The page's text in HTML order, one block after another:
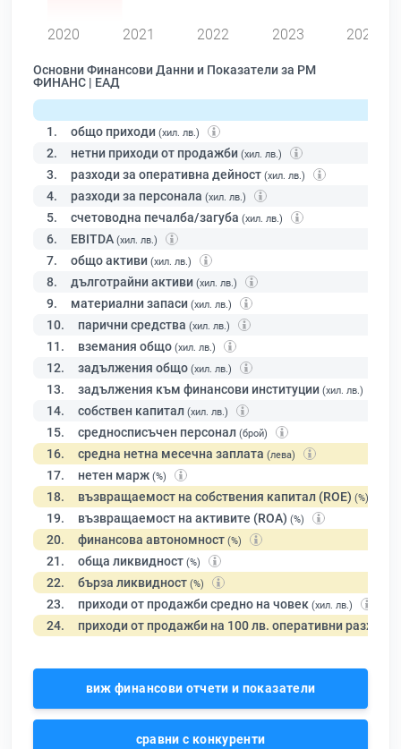
2020 2021 2022 2023 2024
Основни Финансови Данни и Показатели за РМ
ФИНАНС | ЕАД
1. общо приходи (хил. лв.)
2. нетни приходи от продажби (хил. лв.)
3. разходи за оперативна дейност (хил. лв.)
4. разходи за персонала (хил. лв.)
5. счетоводна печалба/загуба (хил. лв.)
6. EBITDA (хил. лв.)
7. общо активи (хил. лв.)
8. дълготрайни активи (хил. лв.)
9. материални запаси (хил. лв.)
10. парични средства (хил. лв.)
11. вземания общо (хил. лв.)
12. задължения общо (хил. лв.)
13. задължения към финансови институции (хил. лв.)
14. собствен капитал (хил. лв.)
15. средносписъчен персонал (брой)
16. средна нетна месечна заплата (лева)
17. нетен марж (%)
18. възвращаемост на собствения капитал (ROE) (%)
19. възвращаемост на активите (ROA) (%)
20. финансова автономност (%)
21. обща ликвидност (%)
22. бърза ликвидност (%)
23. приходи от продажби средно на човек (хил. лв.)
24. приходи от продажби на 100 лв. оперативни разходи
виж финансови отчети и показатели
сравни с конкуренти